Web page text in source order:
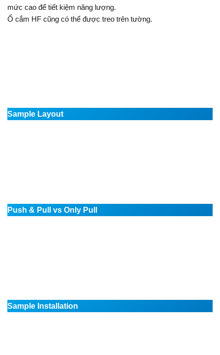
mức cao để tiết kiệm năng lượng.
Ổ cắm HF cũng có thể được treo trên tường.
Sample Layout
Push & Pull vs Only Pull
Sample Installation